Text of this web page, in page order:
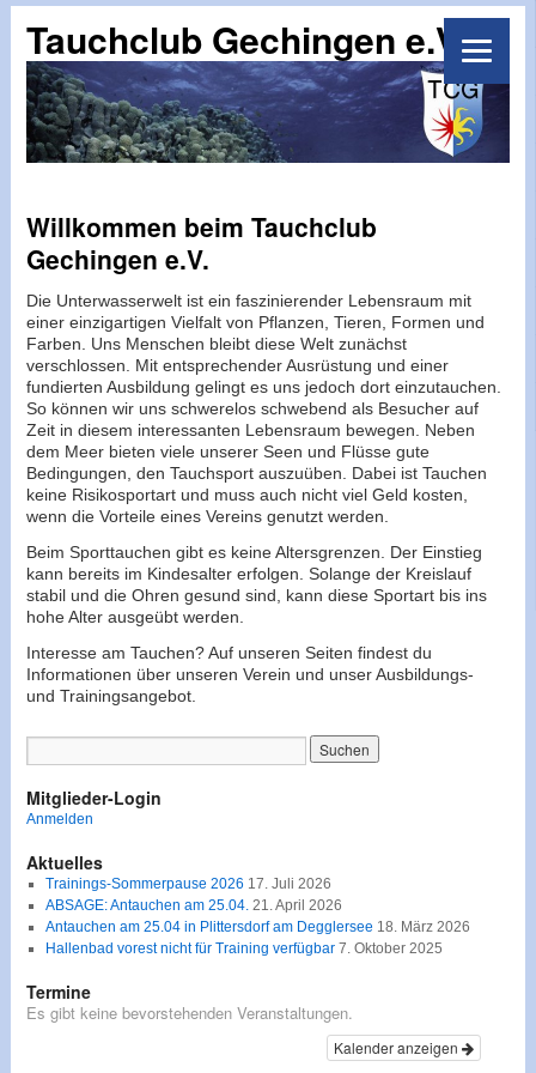
Tauchclub Gechingen e.V.
Willkommen beim Tauchclub
Gechingen e.V.
Die Unterwasserwelt ist ein faszinierender Lebensraum mit
einer einzigartigen Vielfalt von Pflanzen, Tieren, Formen und
Farben. Uns Menschen bleibt diese Welt zunächst
verschlossen. Mit entsprechender Ausrüstung und einer
fundierten Ausbildung gelingt es uns jedoch dort einzutauchen.
So können wir uns schwerelos schwebend als Besucher auf
Zeit in diesem interessanten Lebensraum bewegen. Neben
dem Meer bieten viele unserer Seen und Flüsse gute
Bedingungen, den Tauchsport auszuüben. Dabei ist Tauchen
keine Risikosportart und muss auch nicht viel Geld kosten,
wenn die Vorteile eines Vereins genutzt werden.
Beim Sporttauchen gibt es keine Altersgrenzen. Der Einstieg
kann bereits im Kindesalter erfolgen. Solange der Kreislauf
stabil und die Ohren gesund sind, kann diese Sportart bis ins
hohe Alter ausgeübt werden.
Interesse am Tauchen? Auf unseren Seiten findest du
Informationen über unseren Verein und unser Ausbildungs-
und Trainingsangebot.
Mitglieder-Login
Anmelden
Aktuelles
Trainings-Sommerpause 2026 17. Juli 2026
ABSAGE: Antauchen am 25.04. 21. April 2026
Antauchen am 25.04 in Plittersdorf am Degglersee 18. März 2026
Hallenbad vorest nicht für Training verfügbar 7. Oktober 2025
Termine
Es gibt keine bevorstehenden Veranstaltungen.
Kalender anzeigen